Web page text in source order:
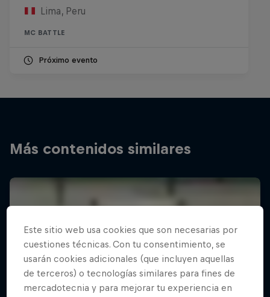
Lima, Peru
MC BATTLE
Próximo evento
Más contenidos similares
Este sitio web usa cookies que son necesarias por
cuestiones técnicas. Con tu consentimiento, se
usarán cookies adicionales (que incluyen aquellas
de terceros) o tecnologías similares para fines de
mercadotecnia y para mejorar tu experiencia en